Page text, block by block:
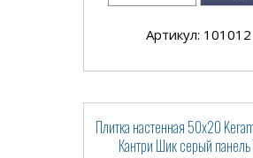
Артикул: 101012
Плитка настенная 50x20
Кантри Шик серый